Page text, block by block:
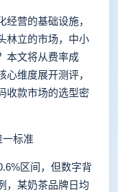
营的基础设施，
林立的市场，中小
本文将从费率成
维度展开测评，
收款市场的选型密
标准
区间，但数字背
，某奶茶品牌日均